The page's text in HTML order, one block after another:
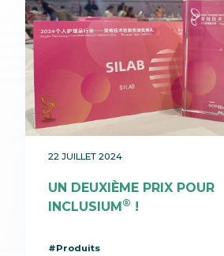
22 JUILLET 2024
UN DEUXIÈME PRIX POUR
INCLUSIUM ® !
#Produits